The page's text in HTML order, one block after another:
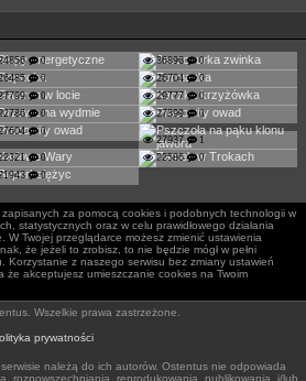
0 36896 0
0 26704 0
0 29777 0
0 27399 0
0
27937 1
0 22586 0
0
zapisanych za pomocą cookies i podobnych technologii w
statystycznych oraz w celu prawidłowego działania
W Twojej przeglądarce możesz zmienić ustawienia
że jeżeli to zrobisz, to nie będzie mógł w pełni
Korzystanie z naszego serwisu bez zmiany ustawień
że akceptujesz umieszczanie cookies na Twoim
Wszelkie prawa zastrzeżone.
prywatności
należą do ich autorów. Ostentus nie odpowiada
rozpowszechniania, reprodukowania, publikowania, i/lub